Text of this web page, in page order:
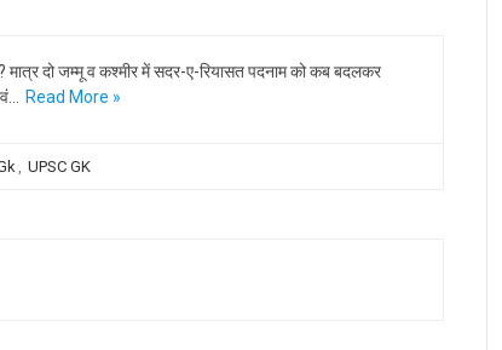
मात्र दो जम्मू व कश्मीर में सदर-ए-रियासत पदनाम को कब बदलकर
Read More »
, UPSC GK